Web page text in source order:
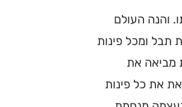
והנה העולם
תבל ומכל פינות
מביאה את
את כל פינות